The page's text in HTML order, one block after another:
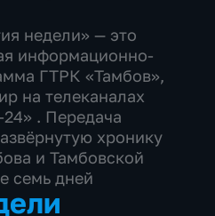
недели» — это
информационно-
ГТРК «Тамбов»,
на телеканалах
. Передача
хронику
и Тамбовской
семь дней